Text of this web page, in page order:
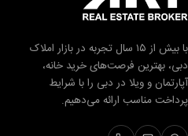
با بیش از ۱۵ سال تجربه در بازار املاک
دبی، بهترین فرصت‌های خرید خانه،
آپارتمان و ویلا در دبی را با شرایط
پرداخت مناسب ارائه می‌دهیم.